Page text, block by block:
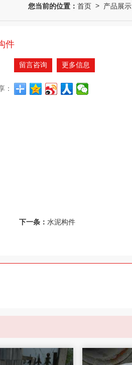
您当前的位置： 首页 > 产品展示
件
留言咨询 更多信息
：
下一条： 水泥构件